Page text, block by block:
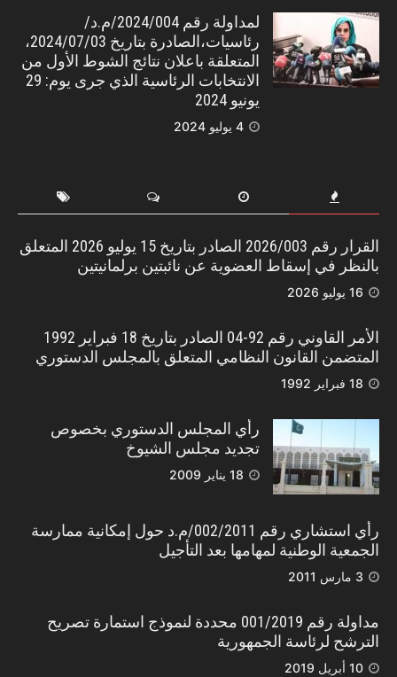
لمداولة رقم 2024/004/م.د/
رئاسيات،الصادرة بتاريخ 2024/07/03،
المتعلقة باعلان نتائج الشوط الأول من
الانتخابات الرئاسية الذي جرى يوم: 29
يونيو 2024
4 يوليو 2024
القرار رقم 2026/003 الصادر بتاريخ 15 يوليو 2026 المتعلق
بالنظر في إسقاط العضوية عن نائبتين برلمانيتين
16 يوليو 2026
الأمر القاوني رقم 92-04 الصادر بتاريخ 18 فبراير 1992
المتضمن القانون النظامي المتعلق بالمجلس الدستوري
18 فبراير 1992
رأي المجلس الدستوري بخصوص
تجديد مجلس الشيوخ
18 يناير 2009
رأي استشاري رقم 002/2011/م.د حول إمكانية ممارسة
الجمعية الوطنية لمهامها بعد التأجيل
3 مارس 2011
مداولة رقم 001/2019 محددة لنموذج استمارة تصريح
الترشح لرئاسة الجمهورية
10 أبريل 2019